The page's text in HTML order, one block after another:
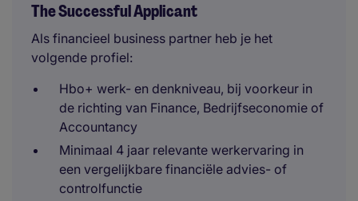
The Successful Applicant
Als financieel business partner heb je het
volgende profiel:
Hbo+ werk- en denkniveau, bij voorkeur in
de richting van Finance, Bedrijfseconomie of
Accountancy
Minimaal 4 jaar relevante werkervaring in
een vergelijkbare financiële advies- of
controlfunctie